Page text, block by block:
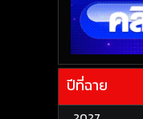
ปีที่ฉาย